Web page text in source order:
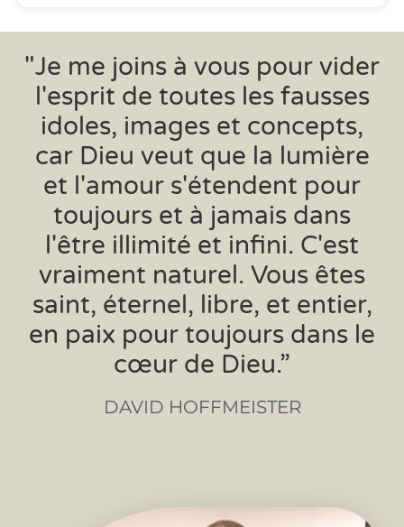
"Je me joins à vous pour vider
l'esprit de toutes les fausses
idoles, images et concepts,
car Dieu veut que la lumière
et l'amour s'étendent pour
toujours et à jamais dans
l'être illimité et infini. C'est
vraiment naturel. Vous êtes
saint, éternel, libre, et entier,
en paix pour toujours dans le
cœur de Dieu.”
DAVID HOFFMEISTER